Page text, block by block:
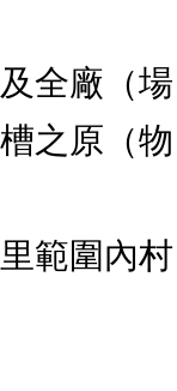
全廠（
之原（
範圍內